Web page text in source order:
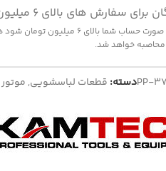
سفارش های بالای 6 میلیون تومان
چنان چه جمع صورت حساب شما بالای
محاصبه خواهد شد.
PP-دسته: قطعات لباسشویی,